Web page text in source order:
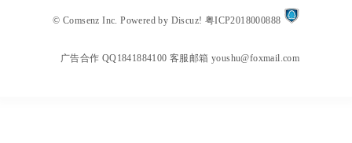
© Comsenz Inc. Powered by Discuz! 粤ICP2018000888
广告合作 QQ1841884100 客服邮箱 youshu@foxmail.com